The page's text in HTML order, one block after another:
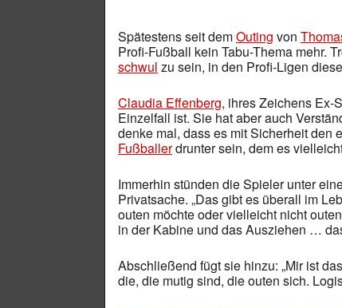
Spätestens seit demOuting von
Profi-Fußball kein Tabu-Thema mehr.
schwul zu sein, in den Profi-Ligen
Claudia Effenberg, ihres Zeichens Ex-
Einzelfall ist. Sie hat aber auch
denke mal, dass es mit Sicherheit den
Fußballerdrunter sein, dem es
Immerhin stünden die Spieler unter
Privatsache. „Das gibt es überall im
outen möchte oder vielleicht nicht
in der Kabine und das Ausziehen …
Abschließend fügt sie hinzu: „Mir ist
die, die mutig sind, die outen sich.